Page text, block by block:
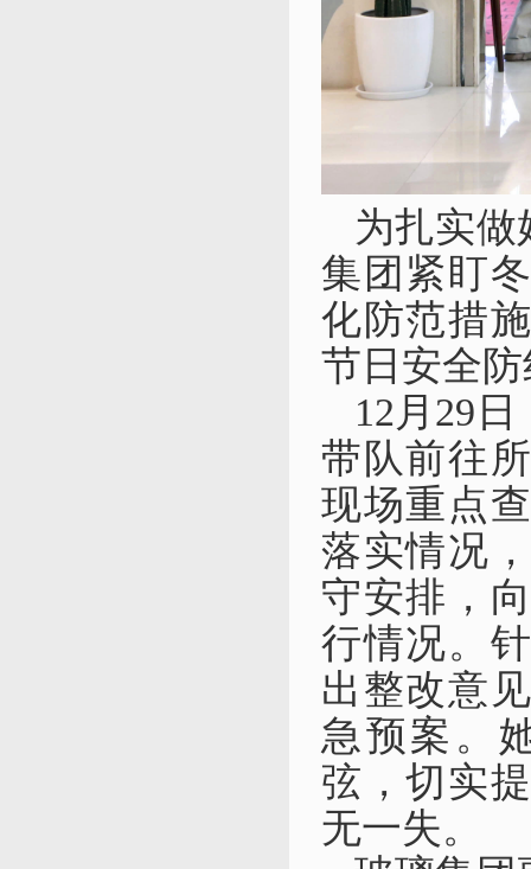
为扎实做
集团紧盯
化防范措
节日安全
12月29日
带队前往
现场重点
落实情况
守安排，
行情况。
出整改意
急预案。
弦，切实
无一失。